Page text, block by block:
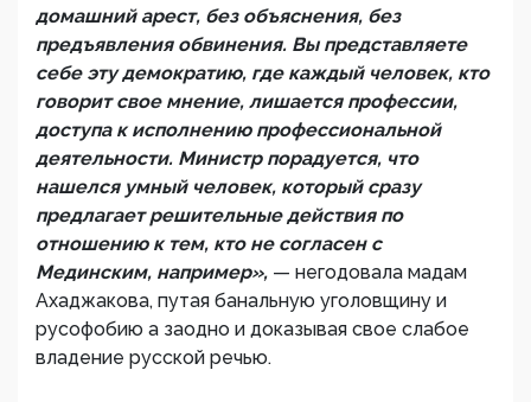
домашний арест, без объяснения, без
предъявления обвинения. Вы представляете
себе эту демократию, где каждый человек, кто
говорит свое мнение, лишается профессии,
доступа к исполнению профессиональной
деятельности. Министр порадуется, что
нашелся умный человек, который сразу
предлагает решительные действия по
отношению к тем, кто не согласен с
Мединским, например», — негодовала мадам
Ахаджакова, путая банальную уголовщину и
русофобию а заодно и доказывая свое слабое
владение русской речью.